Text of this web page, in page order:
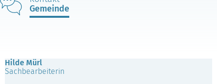
Gemeinde
Hilde Mürl
Sachbearbeiterin